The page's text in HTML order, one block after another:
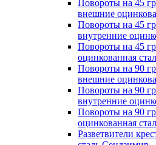
Повороты на 45
внешние
Повороты на 45
внутренние
Повороты на 45
оцинкованная
Повороты на 90
внешние
Повороты на 90
внутренние
Повороты на 90
оцинкованная
Разветвители